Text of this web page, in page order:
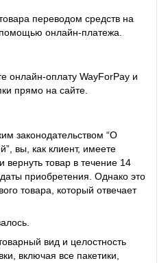
переводом средств на
онлайн-платежа.
онлайн-оплату WayForPay и
прямо на сайте.
законодательством “О
вы, как клиент, имеете
вернуть товар в течение 14
приобретения. Однако это
товара, который отвечает
вид и целостность
включая все пакетики,